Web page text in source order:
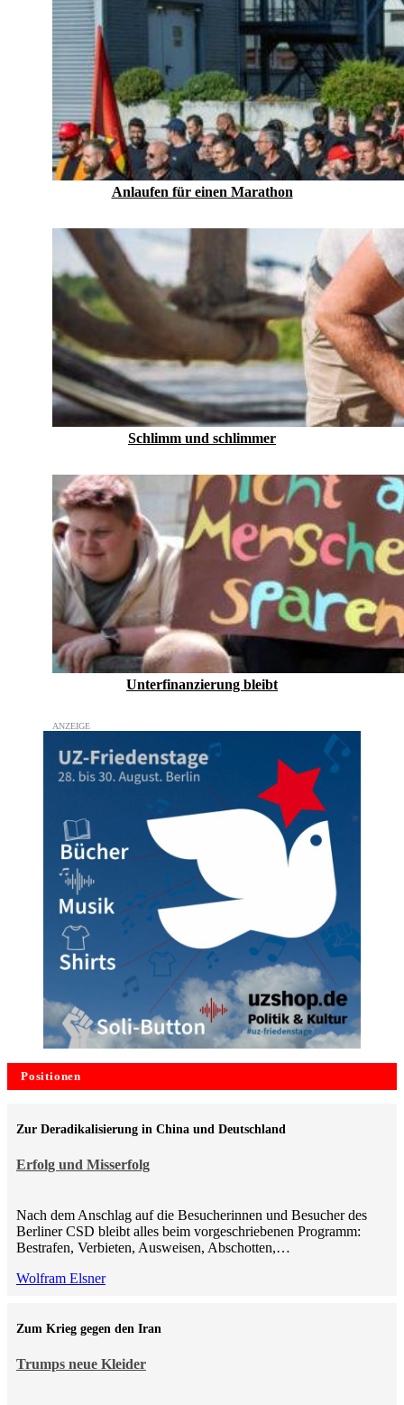
Anlaufen für einen Marathon
Schlimm und schlimmer
Unterfinanzierung bleibt
Positionen
Erfolg und Misserfolg
Zur Deradikalisierung in China und Deutschland
Nach dem Anschlag auf die Besucherinnen und Besucher des
Berliner CSD bleibt alles beim vorgeschriebenen Programm:
Bestrafen, Verbieten, Ausweisen, Abschotten,…
Wolfram Elsner
Trumps neue Kleider
Zum Krieg gegen den Iran